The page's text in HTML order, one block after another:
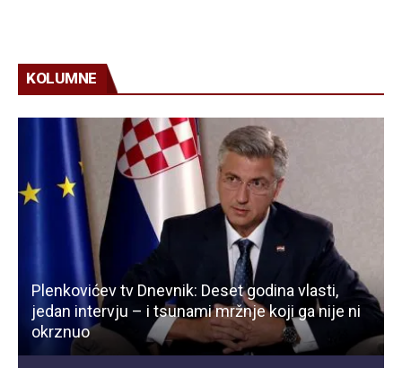
KOLUMNE
Plenkovićev tv Dnevnik: Deset godina vlasti,
jedan intervju – i tsunami mržnje koji ga nije ni
okrznuo